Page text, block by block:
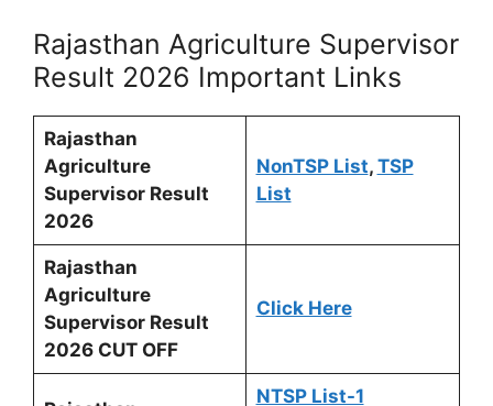
Rajasthan Agriculture Supervisor
Result 2026 Important Links
Rajasthan
Agriculture
Supervisor Result
2026
NonTSP List, TSP
List
Rajasthan
Agriculture
Supervisor Result
2026 CUT OFF
Click Here
NTSP List-1